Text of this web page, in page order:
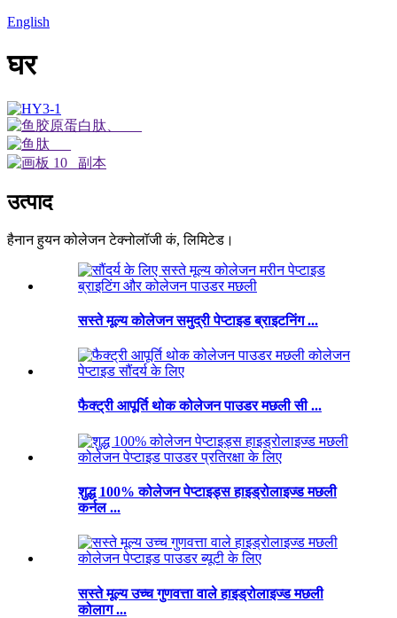
English
घर
उत्पाद
हैनान हुयन कोलेजन टेक्नोलॉजी कं, लिमिटेड।
सस्ते मूल्य कोलेजन समुद्री पेप्टाइड ब्राइटनिंग ...
फैक्ट्री आपूर्ति थोक कोलेजन पाउडर मछली सी ...
शुद्ध 100% कोलेजन पेप्टाइड्स हाइड्रोलाइज्ड मछली
कर्नल ...
सस्ते मूल्य उच्च गुणवत्ता वाले हाइड्रोलाइज्ड मछली
कोलाग ...